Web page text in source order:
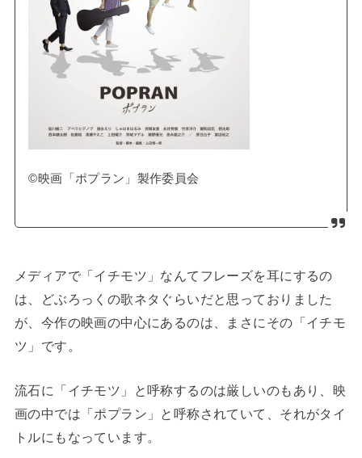
©映画「ポプラン」製作委員会
メディアで「イチモツ」なんてフレーズを耳にするの
は、どぶろっくの歌ネタぐらいだと思っておりました
が、今作の映画の中心にあるのは、まさにその「イチモ
ツ」です。
流石に「イチモツ」と呼称するのは厳しいのもあり、映
画の中では「ポプラン」と呼称されていて、それがタイ
トルにもなっています。